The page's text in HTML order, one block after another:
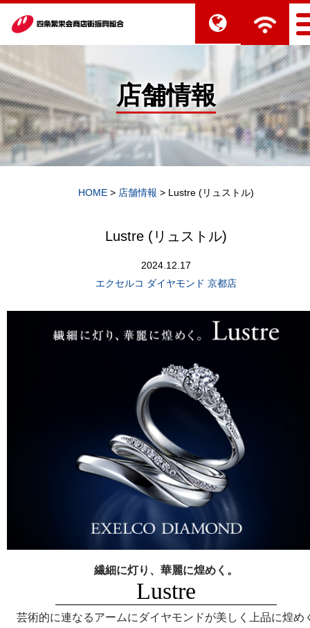
店舗情報
HOME > 店舗情報 > Lustre (リュストル)
Lustre (リュストル)
2024.12.17
エクセルコ ダイヤモンド 京都店
繊細に灯り、華麗に煌めく。
Lustre
芸術的に連なるアームにダイヤモンドが美しく上品に煌め